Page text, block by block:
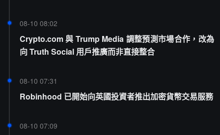
08-10 08:02
Crypto.com 與 Trump Media 調整預測市場合作，改為
向 Truth Social 用戶推廣而非直接整合
08-10 07:31
Robinhood 已開始向英國投資者推出加密貨幣交易服務
08-10 07:09